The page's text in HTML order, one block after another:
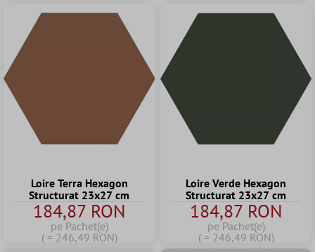
Loire Terra Hexagon
Structurat 23x27 cm
184,87 RON
pe Pachet(e)
( = 246,49 RON)
Loire Verde Hexagon
Structurat 23x27 cm
184,87 RON
pe Pachet(e)
( = 246,49 RON)